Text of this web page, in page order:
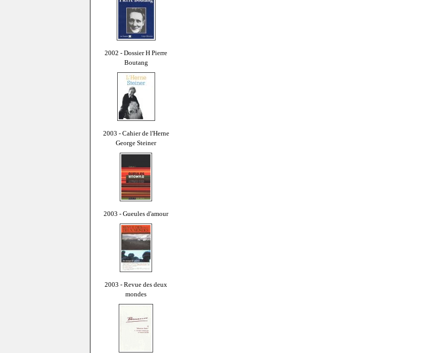
2002 - Dossier H Pierre
Boutang
2003 - Cahier de l'Herne
George Steiner
2003 - Gueules d'amour
2003 - Revue des deux
mondes